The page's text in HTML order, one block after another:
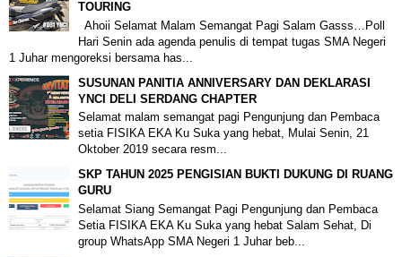
TOURING
Ahoii Selamat Malam Semangat Pagi Salam Gasss…Poll
Hari Senin ada agenda penulis di tempat tugas SMA Negeri
1 Juhar mengoreksi bersama has...
SUSUNAN PANITIA ANNIVERSARY DAN DEKLARASI
YNCI DELI SERDANG CHAPTER
Selamat malam semangat pagi Pengunjung dan Pembaca
setia FISIKA EKA Ku Suka yang hebat, Mulai Senin, 21
Oktober 2019 secara resm...
SKP TAHUN 2025 PENGISIAN BUKTI DUKUNG DI RUANG
GURU
Selamat Siang Semangat Pagi Pengunjung dan Pembaca
Setia FISIKA EKA Ku Suka yang hebat Salam Sehat, Di
group WhatsApp SMA Negeri 1 Juhar beb...